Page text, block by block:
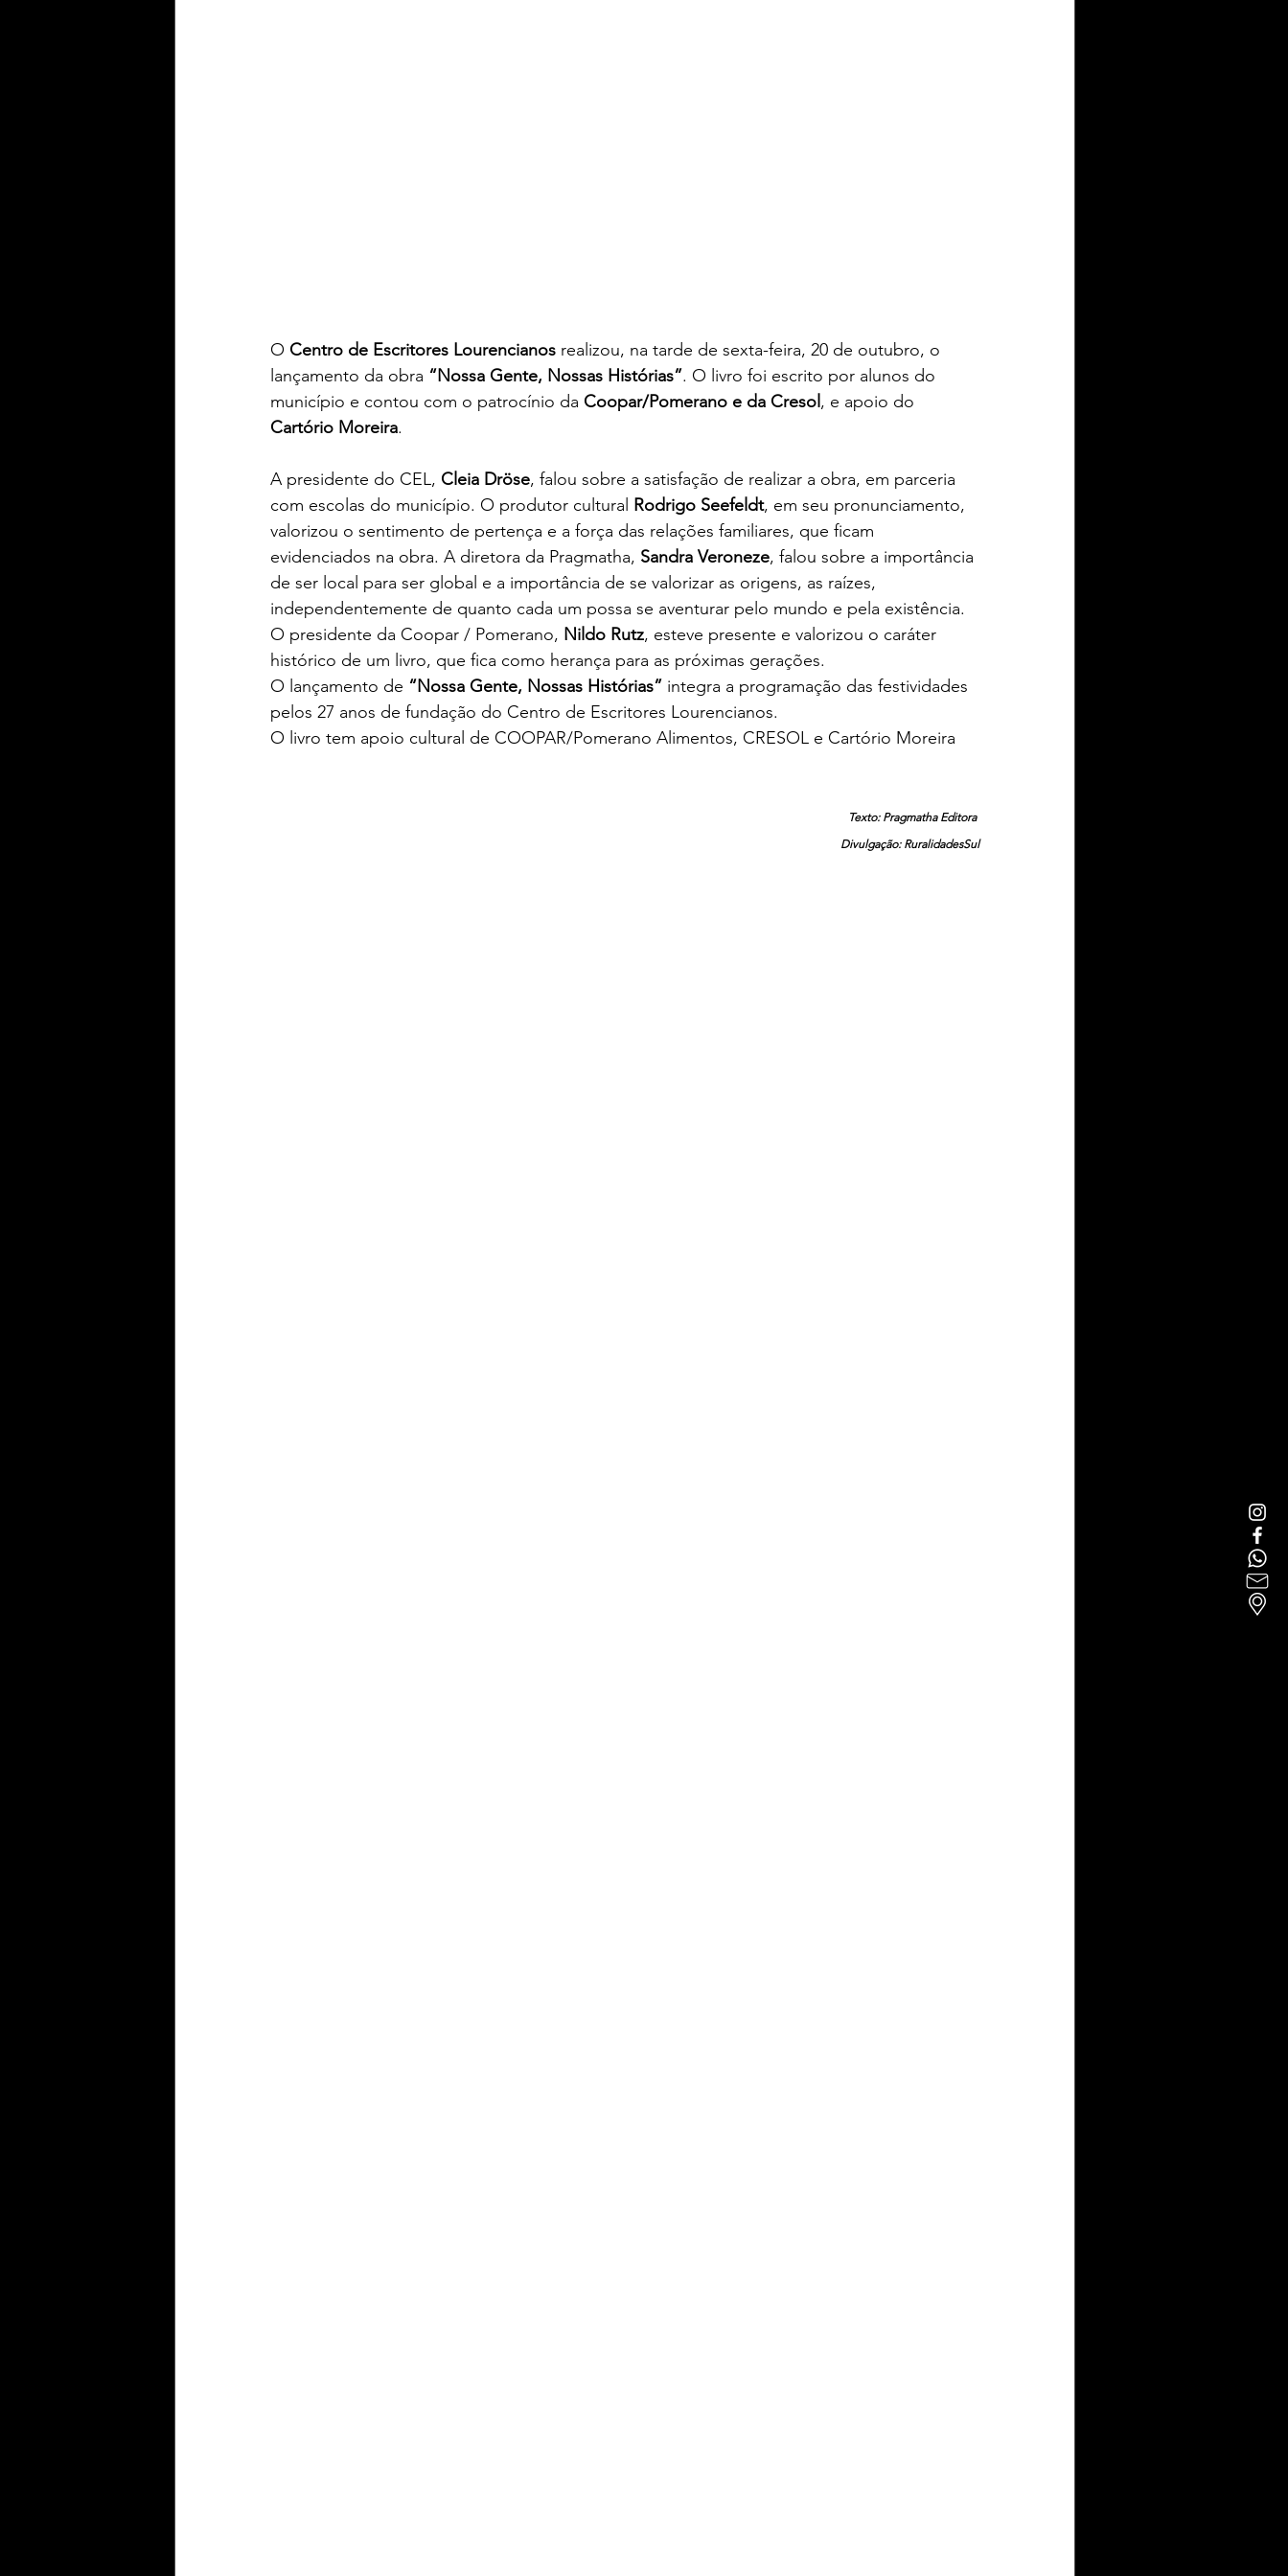
O Centro de Escritores Lourencianos realizou, na tarde de sexta-feira, 20 de outubro, o
lançamento da obra “Nossa Gente, Nossas Histórias”. O livro foi escrito por alunos do
município e contou com o patrocínio da Coopar/Pomerano e da Cresol , e apoio do
Cartório Moreira.
A presidente do CEL, Cleia Dröse, falou sobre a satisfação de realizar a obra, em parceria
com escolas do município. O produtor cultural Rodrigo Seefeldt, em seu pronunciamento,
valorizou o sentimento de pertença e a força das relações familiares, que ficam
evidenciados na obra. A diretora da Pragmatha, Sandra Veroneze, falou sobre a importância
de ser local para ser global e a importância de se valorizar as origens, as raízes,
independentemente de quanto cada um possa se aventurar pelo mundo e pela existência.
O presidente da Coopar / Pomerano, Nildo Rutz, esteve presente e valorizou o caráter
histórico de um livro, que fica como herança para as próximas gerações.
O lançamento de “Nossa Gente, Nossas Histórias” integra a programação das festividades
pelos 27 anos de fundação do Centro de Escritores Lourencianos.
O livro tem apoio cultural de COOPAR/Pomerano Alimentos, CRESOL e Cartório Moreira
Texto: Pragmatha Editora
Divulgação: RuralidadesSul